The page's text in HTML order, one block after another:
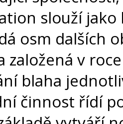
slouží
osm dalších
založená v
blaha
činnost řídí